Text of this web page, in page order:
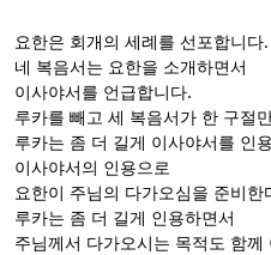
요한은 회개의 세례를 선포합니다.
네 복음서는 요한을 소개하면서
이사야서를 언급합니다.
루카를 빼고 세 복음서가 한 구절
루카는 좀 더 길게 이사야서를 인
이사야서의 인용으로
요한이 주님의 다가오심을 준비한
루카는 좀 더 길게 인용하면서
주님께서 다가오시는 목적도 함께